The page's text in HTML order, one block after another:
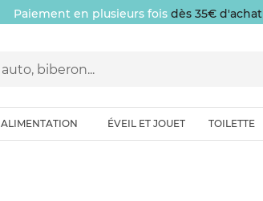
Paiement en plusieurs fois dès 35€ d'achat
ALIMENTATION ÉVEIL ET JOUET TOILETTE